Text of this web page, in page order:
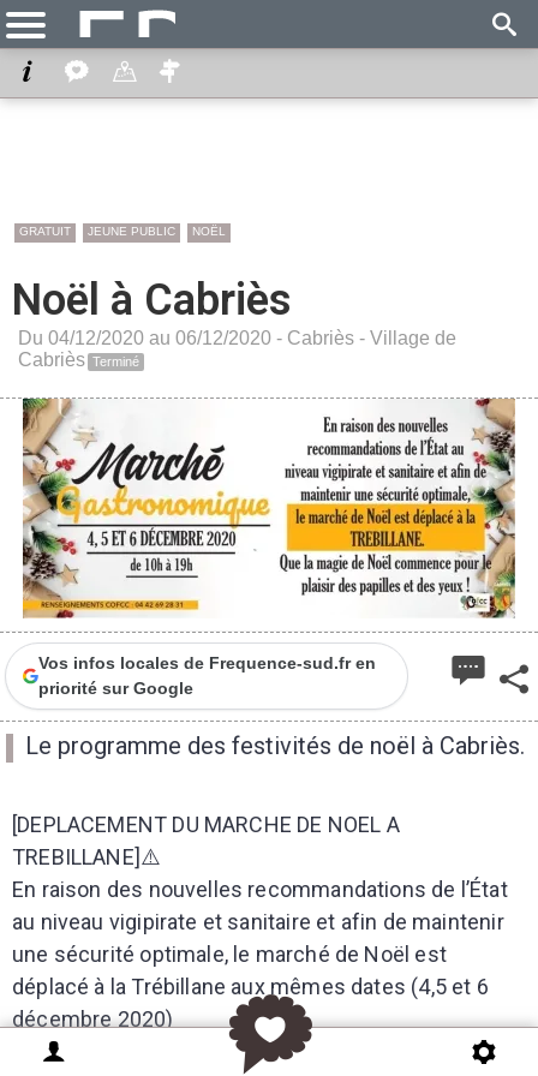
GRATUIT JEUNE PUBLIC NOËL
Noël à Cabriès
Du 04/12/2020 au 06/12/2020 - Cabriès - Village de
Cabriès Terminé
Vos infos locales de Frequence-sud.fr en
priorité sur Google
Le programme des festivités de noël à Cabriès.
[DEPLACEMENT DU MARCHE DE NOEL A
TREBILLANE]⚠️
En raison des nouvelles recommandations de l’État
au niveau vigipirate et sanitaire et afin de maintenir
une sécurité optimale, le marché de Noël est
déplacé à la Trébillane aux mêmes dates (4,5 et 6
décembre 2020)
Le marché de Noël sera pour l’occasion élargie avec